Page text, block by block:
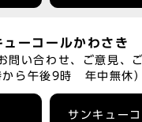
ューコールかわさき
問い合わせ、ご意見、
から午後9時 年中無休）
サンキュー